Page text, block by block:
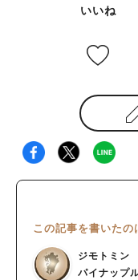
いいね
この記事を書いた
ジモトミン
パイナップ